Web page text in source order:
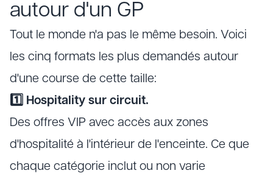
autour d'un GP
Tout le monde n'a pas le même besoin. Voici
les cinq formats les plus demandés autour
d'une course de cette taille:
1️⃣ Hospitality sur circuit.
Des offres VIP avec accès aux zones
d'hospitalité à l'intérieur de l'enceinte. Ce que
chaque catégorie inclut ou non varie